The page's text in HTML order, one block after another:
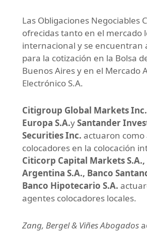
Las Obligaciones Negociables
ofrecidas tanto en el mercado
internacional y se encuentran
para la cotización en la Bolsa
Buenos Aires y en el Mercado
Electrónico S.A.
Citigroup Global Markets
Europa S.A.ySantander
Securities Inc. actuaron como
colocadores en la colocación
Citicorp Capital Markets
Argentina S.A., Banco
Banco Hipotecario S.A.
agentes colocadores locales.
Zang, Bergel & Viñes Abogados